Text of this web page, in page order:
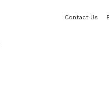
Contact Us